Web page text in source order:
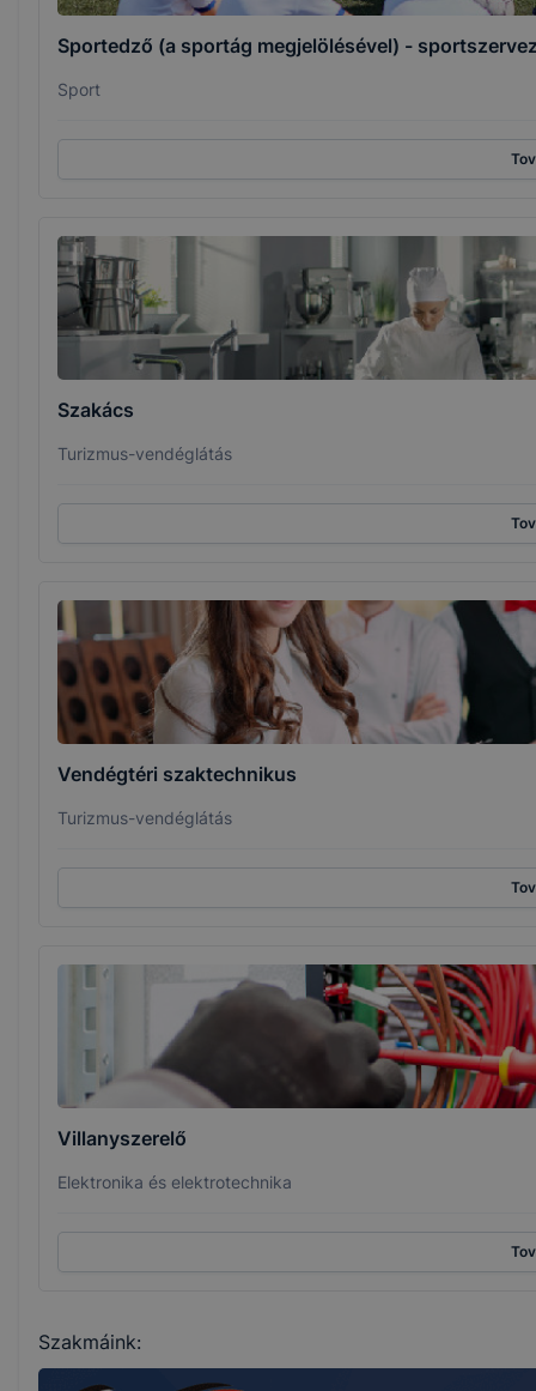
Sportedző (a sportág megjelölésével) -
Sport
Szakács
Turizmus-vendéglátás
Vendégtéri szaktechnikus
Turizmus-vendéglátás
Villanyszerelő
Elektronika és elektrotechnika
Szakmáink: